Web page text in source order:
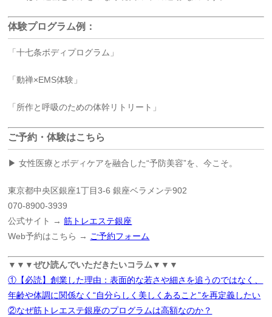
体験プログラム例：
「十七条ボディプログラム」
「動禅×EMS体験」
「所作と呼吸のための体幹リトリート」
ご予約・体験はこちら
▶ 女性医療とボディケアを融合した“予防美容”を、今こそ。
東京都中央区銀座1丁目3-6 銀座ベラメンテ902
070-8900-3939
公式サイト →筋トレエステ銀座
Web予約はこちら → ご予約フォーム
▼▼▼ぜひ読んでいただきたいコラム▼▼▼
①【必読】創業した理由：表面的な若さや細さを追うのではなく、
年齢や体調に関係なく“自分らしく美しくあること”を再定義したい
②なぜ筋トレエステ銀座のプログラムは高額なのか？